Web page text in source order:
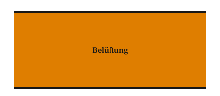
Belüftung